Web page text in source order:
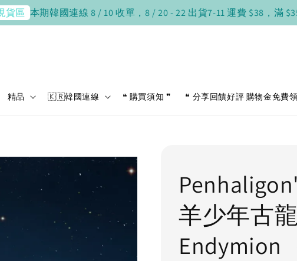
本期韓國連線 8 / 10 收單，8 / 20 - 22 出貨7-11 運費 $38，滿 $3500 免
精品 🇰🇷韓國連線 ❝ 購買須知 ❞ ❝ 分享回饋好評 購物金免費
羊少年古
Endymion